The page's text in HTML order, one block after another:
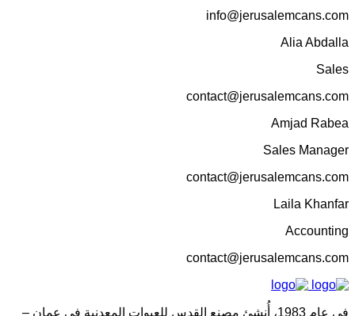
info@jerusalemcans.com
Alia Abdalla
Sales
contact@jerusalemcans.com
Amjad Rabea
Sales Manager
contact@jerusalemcans.com
Laila Khanfar
Accounting
contact@jerusalemcans.com
في عام 1983، أُنشئ مصنع القدس للعبوات المعدنية في عمان –